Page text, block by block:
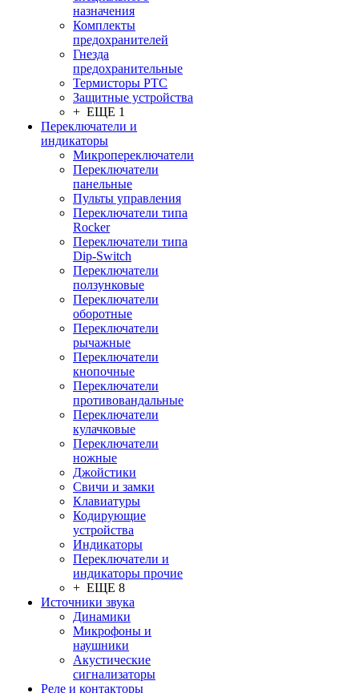
назначения
Комплекты
предохранителей
Гнезда
предохранительные
Термисторы PTC
Защитные устройства
+ ЕЩЕ 1
Переключатели и
индикаторы
Микропереключатели
Переключатели
панельные
Пульты управления
Переключатели типа
Rocker
Переключатели типа
Dip-Switch
Переключатели
ползунковые
Переключатели
оборотные
Переключатели
рычажные
Переключатели
кнопочные
Переключатели
противовандальные
Переключатели
кулачковые
Переключатели
ножные
Джойстики
Свичи и замки
Клавиатуры
Кодирующие
устройства
Индикаторы
Переключатели и
индикаторы прочие
+ ЕЩЕ 8
Источники звука
Динамики
Микрофоны и
наушники
Акустические
сигнализаторы
Реле и контакторы